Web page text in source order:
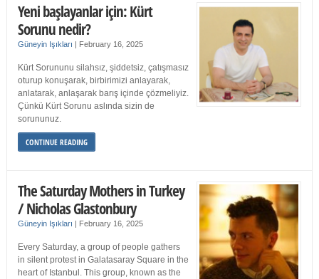
Yeni başlayanlar için: Kürt
Sorunu nedir?
Güneyin Işıkları | February 16, 2025
Kürt Sorununu silahsız, şiddetsiz, çatışmasız
oturup konuşarak, birbirimizi anlayarak,
anlatarak, anlaşarak barış içinde çözmeliyiz.
Çünkü Kürt Sorunu aslında sizin de
sorununuz.
CONTINUE READING
The Saturday Mothers in Turkey
/ Nicholas Glastonbury
Güneyin Işıkları | February 16, 2025
Every Saturday, a group of people gathers
in silent protest in Galatasaray Square in the
heart of Istanbul. This group, known as the